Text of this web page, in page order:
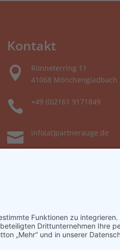
Kontakt

Rönneterring 11
41068 Mönchengladbach
 +49 (0)2161 9171849
 info(at)partnerauge.de